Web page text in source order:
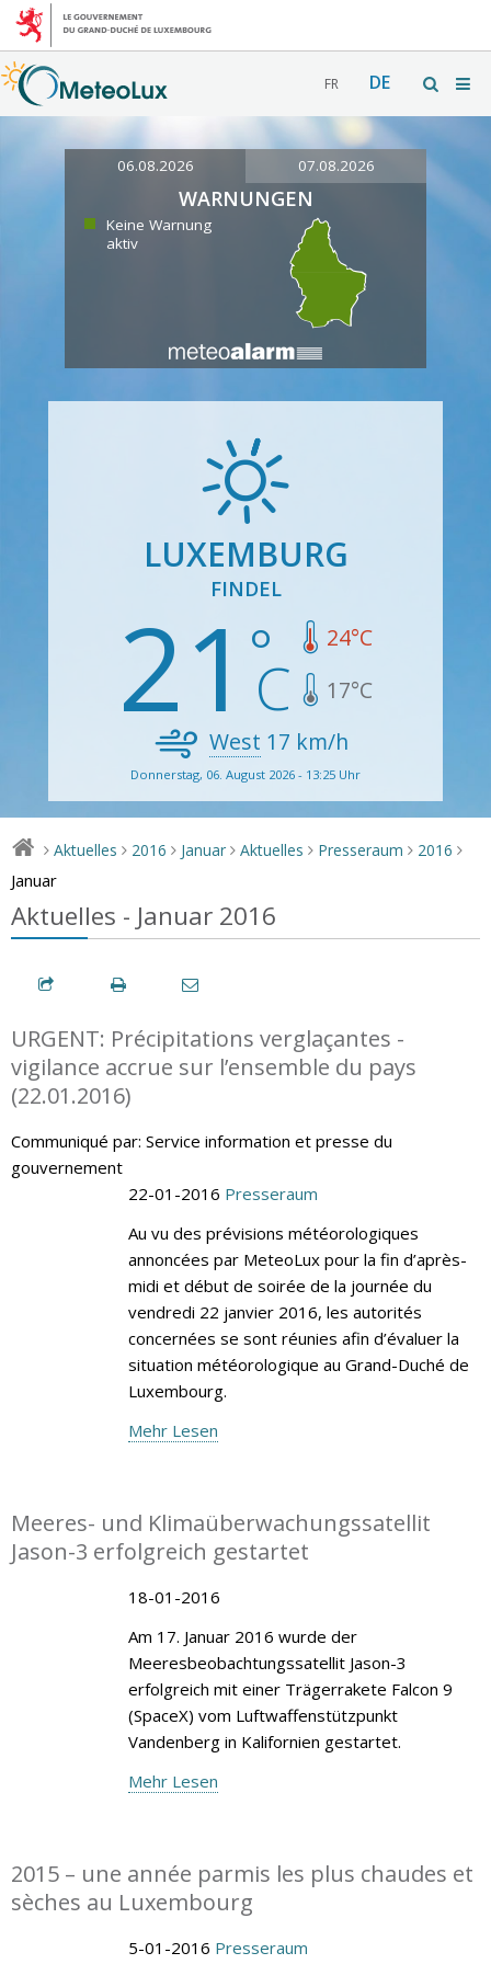
FR DE
06.08.2026 07.08.2026
WARNUNGEN
Keine Warnung
aktiv
LUXEMBURG
FINDEL
21 24°C
17°C
West 17 km/h
Donnerstag, 06. August 2026 - 13:25 Uhr
> Aktuelles > 2016 > Januar > Aktuelles > Presseraum > 2016 >
Januar
Aktuelles - Januar 2016
URGENT: Précipitations verglaçantes -
vigilance accrue sur l’ensemble du pays
(22.01.2016)
Communiqué par: Service information et presse du
gouvernement
22-01-2016 Presseraum
Au vu des prévisions météorologiques
annoncées par MeteoLux pour la fin d’après-
midi et début de soirée de la journée du
vendredi 22 janvier 2016, les autorités
concernées se sont réunies afin d’évaluer la
situation météorologique au Grand-Duché de
Luxembourg.
Mehr Lesen
Meeres- und Klimaüberwachungssatellit
Jason-3 erfolgreich gestartet
18-01-2016
Am 17. Januar 2016 wurde der
Meeresbeobachtungssatellit Jason-3
erfolgreich mit einer Trägerrakete Falcon 9
(SpaceX) vom Luftwaffenstützpunkt
Vandenberg in Kalifornien gestartet.
Mehr Lesen
2015 – une année parmis les plus chaudes et
sèches au Luxembourg
5-01-2016 Presseraum